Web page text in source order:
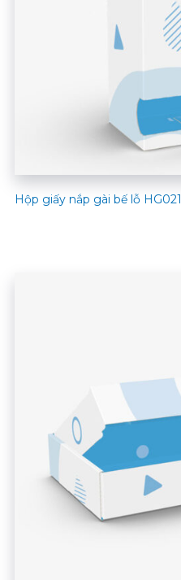
Hộp giấy nắp gài bế lỗ HG021